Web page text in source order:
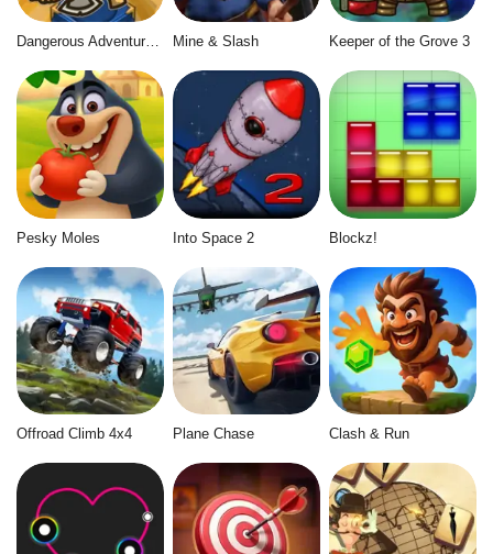
Dangerous Adventure 2 Mine & Slash Keeper of the Grove 3
Pesky Moles Into Space 2 Blockz!
Offroad Climb 4x4 Plane Chase Clash & Run